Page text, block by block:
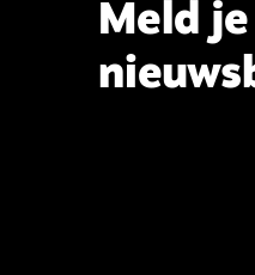
Meld